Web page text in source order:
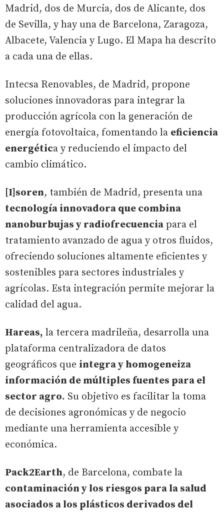
Madrid, dos de Murcia, dos de Alicante, dos
de Sevilla, y hay una de Barcelona, Zaragoza,
Albacete, Valencia y Lugo. El Mapa ha descrito
a cada una de ellas.
Intecsa Renovables, de Madrid, propone
soluciones innovadoras para integrar la
producción agrícola con la generación de
energía fotovoltaica, fomentando la eficiencia
energética y reduciendo el impacto del
cambio climático.
[I]soren, también de Madrid, presenta una
tecnología innovadora que combina
nanoburbujas y radiofrecuencia para el
tratamiento avanzado de agua y otros fluidos,
ofreciendo soluciones altamente eficientes y
sostenibles para sectores industriales y
agrícolas. Esta integración permite mejorar la
calidad del agua.
Hareas, la tercera madrileña, desarrolla una
plataforma centralizadora de datos
geográficos que integra y homogeneiza
información de múltiples fuentes para el
sector agro. Su objetivo es facilitar la toma
de decisiones agronómicas y de negocio
mediante una herramienta accesible y
económica.
Pack2Earth, de Barcelona, combate la
contaminación y los riesgos para la salud
asociados a los plásticos derivados del